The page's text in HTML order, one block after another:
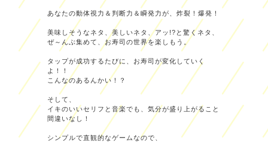
あなたの動体視力＆判断力＆瞬発力が、炸裂！爆発！
美味しそうなネタ、美しいネタ、アッ!?と驚くネタ、
ぜ～んぶ集めて、お寿司の世界を楽しもう。
タップが成功するたびに、お寿司が変化していく
よ！！
こんなのあるんかい！？
そして、
イキのいいセリフと音楽でも、気分が盛り上がること
間違いなし！
シンプルで直観的なゲームなので、